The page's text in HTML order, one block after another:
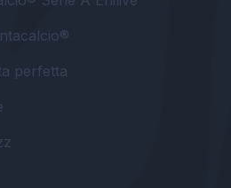
perfetta